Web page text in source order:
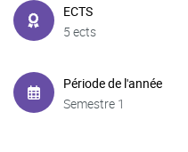
ECTS
5 ects
Période de l'année
Semestre 1